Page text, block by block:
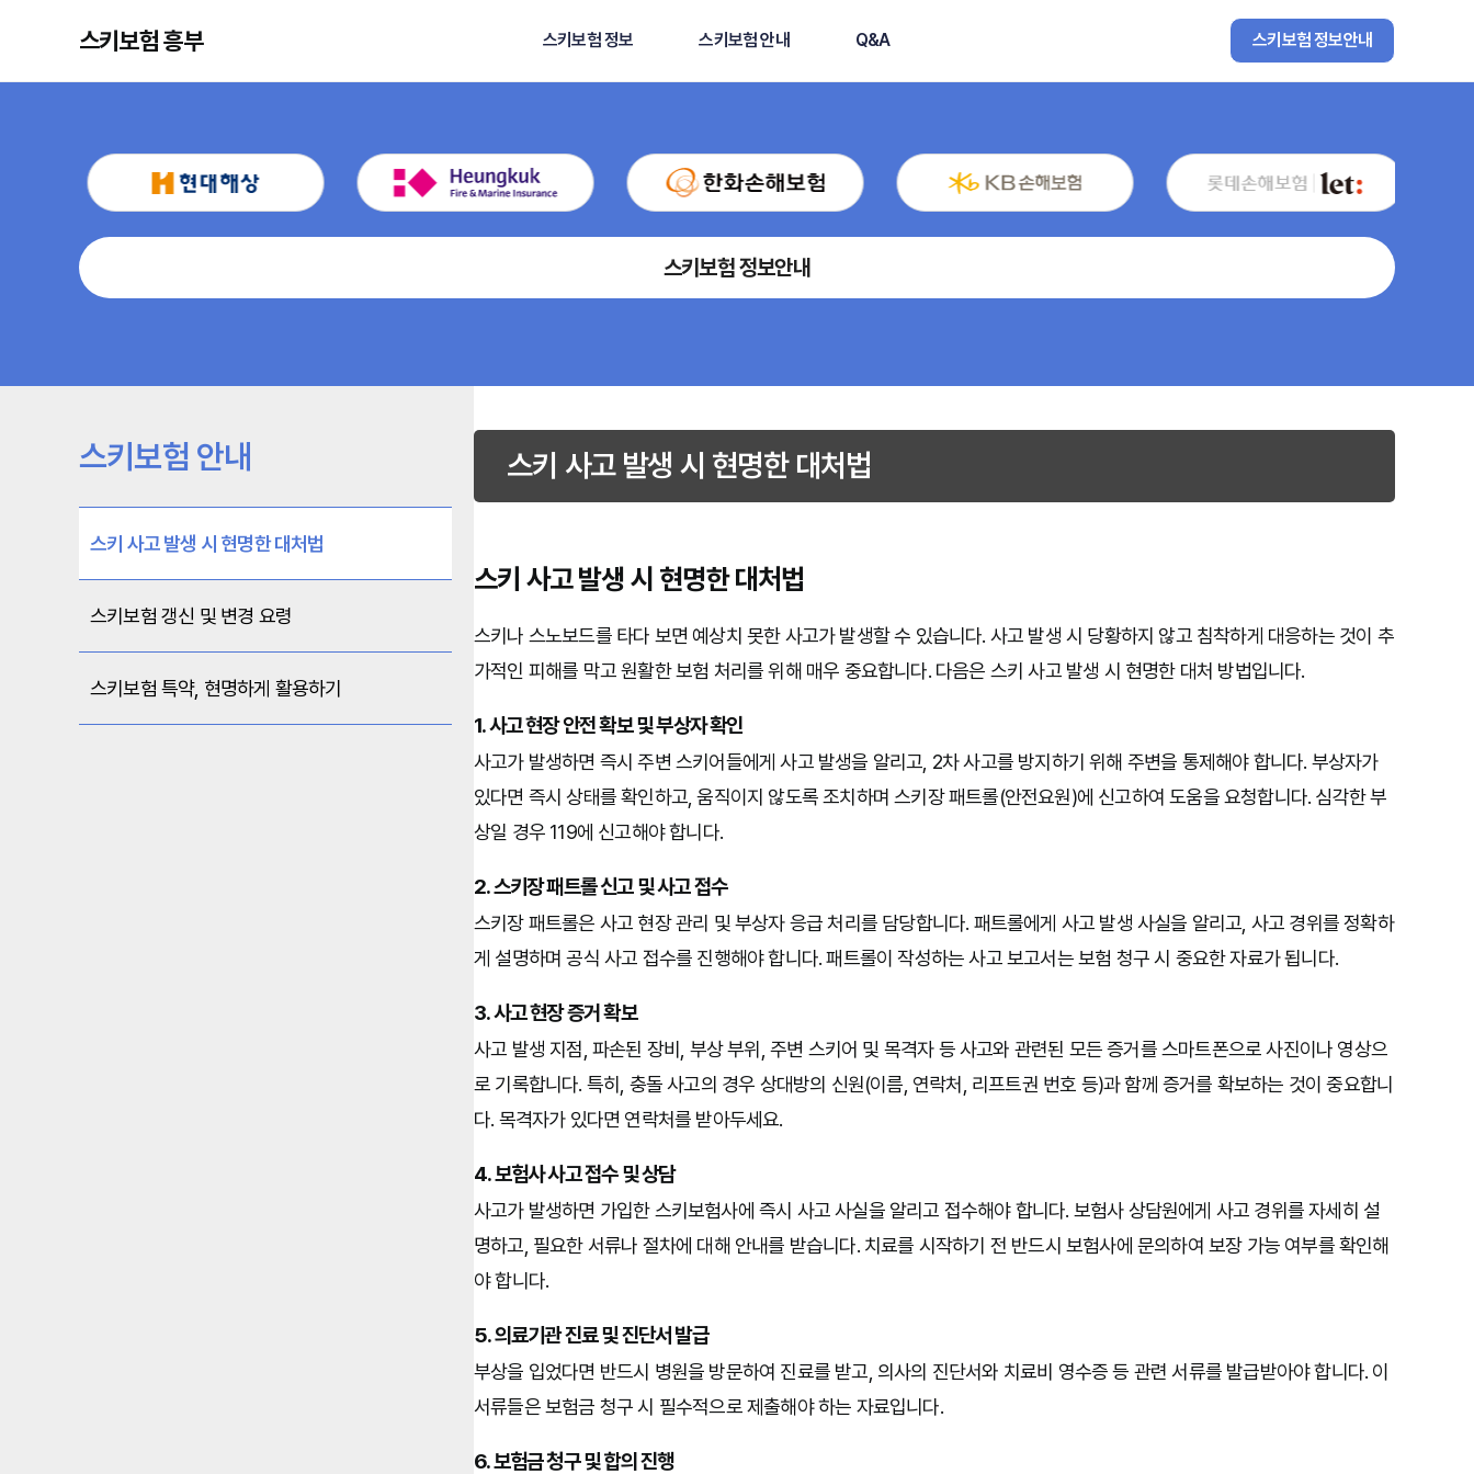
스키보험 흥부 스키보험 정보 스키보험 안내 Q&A 스키보험 정보안내
스키보험 정보안내
스키보험 안내
스키 사고 발생 시 현명한 대처법
스키보험 갱신 및 변경 요령
스키보험 특약, 현명하게 활용하기
스키 사고 발생 시 현명한 대처법
스키 사고 발생 시 현명한 대처법
스키나 스노보드를 타다 보면 예상치 못한 사고가 발생할 수 있습니다. 사고 발생 시 당황하지 않고 침착하게 대응하는 것이 추
가적인 피해를 막고 원활한 보험 처리를 위해 매우 중요합니다. 다음은 스키 사고 발생 시 현명한 대처 방법입니다.
1. 사고 현장 안전 확보 및 부상자 확인
사고가 발생하면 즉시 주변 스키어들에게 사고 발생을 알리고, 2차 사고를 방지하기 위해 주변을 통제해야 합니다. 부상자가
있다면 즉시 상태를 확인하고, 움직이지 않도록 조치하며 스키장 패트롤(안전요원)에 신고하여 도움을 요청합니다. 심각한 부
상일 경우 119에 신고해야 합니다.
2. 스키장 패트롤 신고 및 사고 접수
스키장 패트롤은 사고 현장 관리 및 부상자 응급 처리를 담당합니다. 패트롤에게 사고 발생 사실을 알리고, 사고 경위를 정확하
게 설명하며 공식 사고 접수를 진행해야 합니다. 패트롤이 작성하는 사고 보고서는 보험 청구 시 중요한 자료가 됩니다.
3. 사고 현장 증거 확보
사고 발생 지점, 파손된 장비, 부상 부위, 주변 스키어 및 목격자 등 사고와 관련된 모든 증거를 스마트폰으로 사진이나 영상으
로 기록합니다. 특히, 충돌 사고의 경우 상대방의 신원(이름, 연락처, 리프트권 번호 등)과 함께 증거를 확보하는 것이 중요합니
다. 목격자가 있다면 연락처를 받아두세요.
4. 보험사 사고 접수 및 상담
사고가 발생하면 가입한 스키보험사에 즉시 사고 사실을 알리고 접수해야 합니다. 보험사 상담원에게 사고 경위를 자세히 설
명하고, 필요한 서류나 절차에 대해 안내를 받습니다. 치료를 시작하기 전 반드시 보험사에 문의하여 보장 가능 여부를 확인해
야 합니다.
5. 의료기관 진료 및 진단서 발급
부상을 입었다면 반드시 병원을 방문하여 진료를 받고, 의사의 진단서와 치료비 영수증 등 관련 서류를 발급받아야 합니다. 이
서류들은 보험금 청구 시 필수적으로 제출해야 하는 자료입니다.
6. 보험금 청구 및 합의 진행